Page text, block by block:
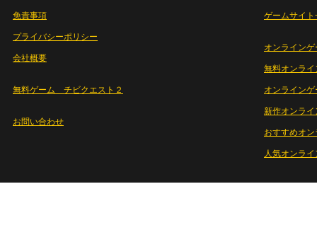
免責事項
プライバシーポリシー
会社概要
無料ゲーム チビクエスト２
お問い合わせ
ゲームサイト
オンラインゲ
無料オンライ
オンライン
新作オンライ
おすすめオ
人気オンラ